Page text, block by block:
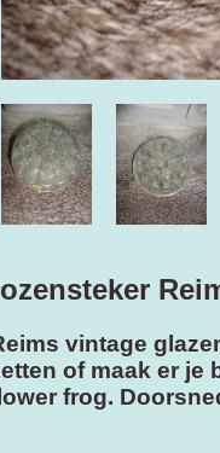
vintage
of maak er je
frog.